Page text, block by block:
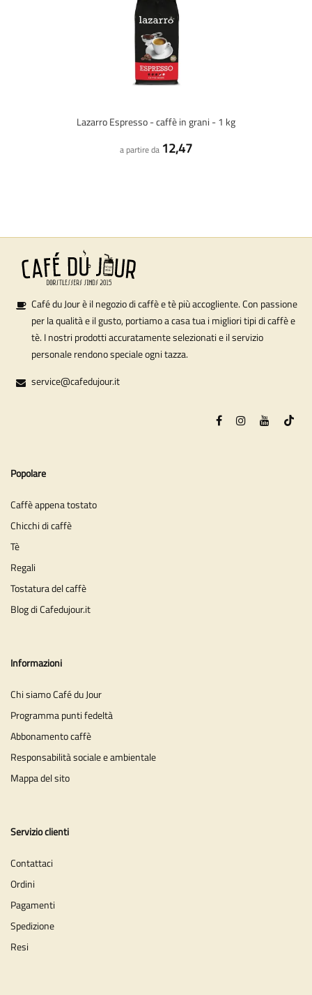
Lazarro Espresso - caffè in grani - 1 kg
a partire da 12,47
Café du Jour è il negozio di caffè e tè più accogliente. Con passione
per la qualità e il gusto, portiamo a casa tua i migliori tipi di caffè e
tè. I nostri prodotti accuratamente selezionati e il servizio
personale rendono speciale ogni tazza.
service@cafedujour.it
Popolare
Caffè appena tostato
Chicchi di caffè
Tè
Regali
Tostatura del caffè
Blog di Cafedujour.it
Informazioni
Chi siamo Café du Jour
Programma punti fedeltà
Abbonamento caffè
Responsabilità sociale e ambientale
Mappa del sito
Servizio clienti
Contattaci
Ordini
Pagamenti
Spedizione
Resi